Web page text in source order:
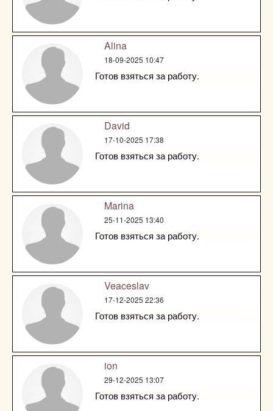
Alina
18-09-2025 10:47
Готов взяться за работу.
David
17-10-2025 17:38
Готов взяться за работу.
Marina
25-11-2025 13:40
Готов взяться за работу.
Veaceslav
17-12-2025 22:36
Готов взяться за работу.
ion
29-12-2025 13:07
Готов взяться за работу.